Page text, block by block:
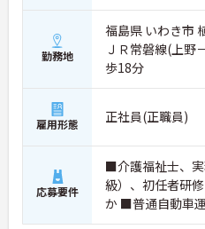
勤務地
福島県 いわき市
ＪＲ常磐線(上野
歩18分
雇用形態 正社員(正職員)
応募要件
■介護福祉士、
級）、初任者研
か ■普通自動車